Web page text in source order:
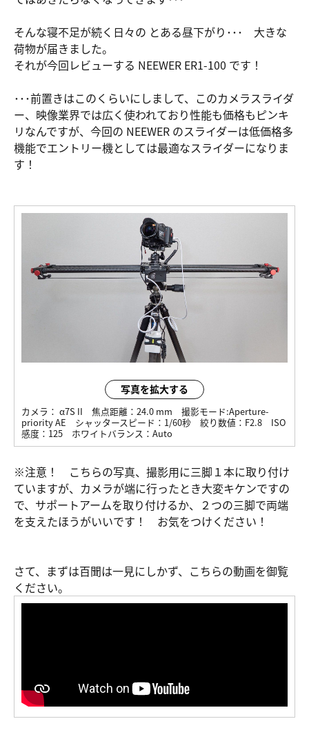
そんな寝不足が続く日々の とある昼下がり･･･ 大きな
荷物が届きました。
それが今回レビューする NEEWER ER1-100 です！
･･･前置きはこのくらいにしまして、このカメラスライダ
ー、映像業界では広く使われており性能も価格もピンキ
リなんですが、今回の NEEWER のスライダーは低価格多
機能でエントリー機としては最適なスライダーになりま
す！
写真を拡大する
カメラ： α7S II 焦点距離： 24.0 mm 撮影モード:Aperture-
priority AE
シャッタースピード： 1/60秒 絞り数値： F2.8
ISO
感度： 125 ホワイトバランス： Auto
※注意！ こちらの写真、撮影用に三脚１本に取り付け
ていますが、カメラが端に行ったとき大変キケンですの
で、サポートアームを取り付けるか、２つの三脚で両端
を支えたほうがいいです！ お気をつけください！
さて、まずは百聞は一見にしかず、こちらの動画を御覧
ください。